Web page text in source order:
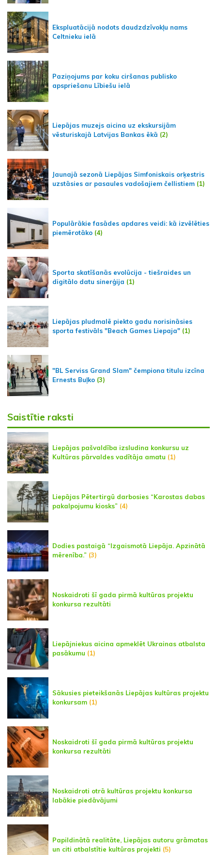
Ekspluatācijā nodots daudzdzīvokļu nams
Celtnieku ielā
Paziņojums par koku ciršanas publisko
apspriešanu Lībiešu ielā
Liepājas muzejs aicina uz ekskursijām
vēsturiskajā Latvijas Bankas ēkā (2)
Jaunajā sezonā Liepājas Simfoniskais orķestris
uzstāsies ar pasaules vadošajiem čellistiem (1)
Populārākie fasādes apdares veidi: kā izvēlēties
piemērotāko (4)
Sporta skatīšanās evolūcija - tiešraides un
digitālo datu sinerģija (1)
Liepājas pludmalē piekto gadu norisināsies
sporta festivāls "Beach Games Liepaja" (1)
"BL Serviss Grand Slam" čempiona titulu izcīna
Ernests Buļko (3)
Saistītie raksti
Liepājas pašvaldība izsludina konkursu uz
Kultūras pārvaldes vadītāja amatu (1)
Liepājas Pētertirgū darbosies “Karostas dabas
pakalpojumu kiosks” (4)
Dodies pastaigā “Izgaismotā Liepāja. Apzinātā
mērenība.” (3)
Noskaidroti šī gada pirmā kultūras projektu
konkursa rezultāti
Liepājniekus aicina apmeklēt Ukrainas atbalsta
pasākumu (1)
Sākusies pieteikšanās Liepājas kultūras projektu
konkursam (1)
Noskaidroti šī gada pirmā kultūras projektu
konkursa rezultāti
Noskaidroti otrā kultūras projektu konkursa
labākie piedāvājumi
Papildinātā realitāte, Liepājas autoru grāmatas
un citi atbalstītie kultūras projekti (5)